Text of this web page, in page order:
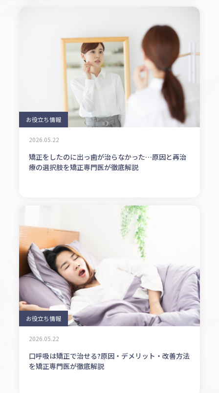
お役立ち情報
2026.05.22
矯正をしたのに出っ歯が治らなかった…原因と再治
療の選択肢を矯正専門医が徹底解説
お役立ち情報
2026.05.22
口呼吸は矯正で治せる?原因・デメリット・改善方法
を矯正専門医が徹底解説